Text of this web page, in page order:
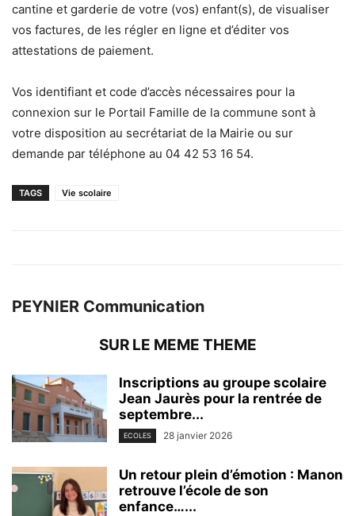
cantine et garderie de votre (vos) enfant(s), de visualiser
vos factures, de les régler en ligne et d’éditer vos
attestations de paiement.
Vos identifiant et code d’accès nécessaires pour la
connexion sur le Portail Famille de la commune sont à
votre disposition au secrétariat de la Mairie ou sur
demande par téléphone au 04 42 53 16 54.
TAGS Vie scolaire
PEYNIER Communication
SUR LE MEME THEME
Inscriptions au groupe scolaire
Jean Jaurès pour la rentrée de
septembre...
ECOLES 28 janvier 2026
Un retour plein d’émotion : Manon
retrouve l’école de son
enfance…...